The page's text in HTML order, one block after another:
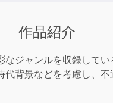
or
作品紹介
ジャンルを収録して
背景などを考慮し、